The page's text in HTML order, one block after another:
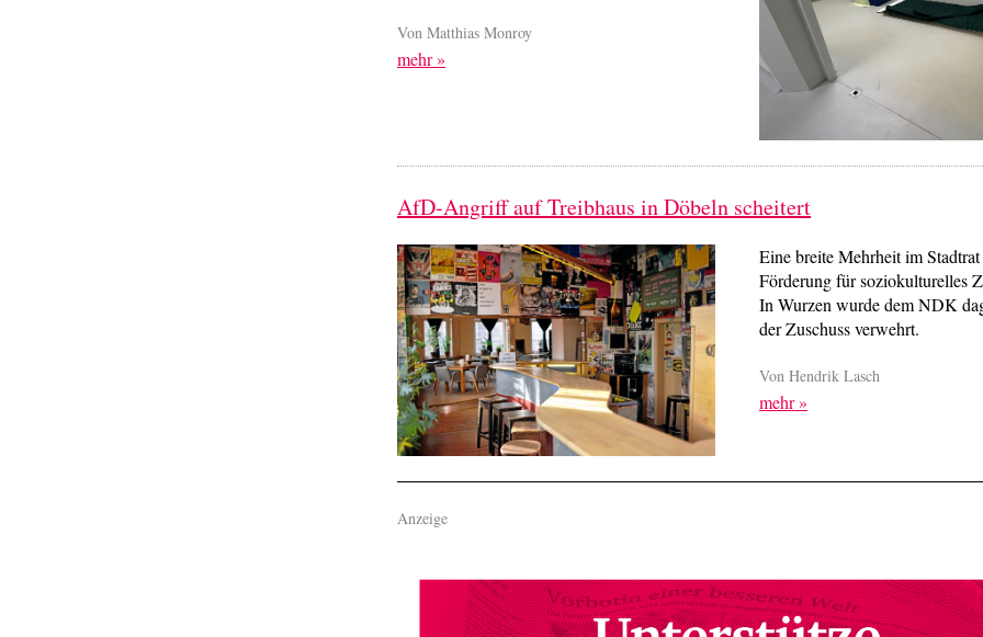
Von Matthias Monroy
mehr »
AfD-Angriff auf Treibhaus in Döbeln scheitert
Eine breite Mehrheit im
Förderung für soziokulturelles
In Wurzen wurde dem NDK
der Zuschuss verwehrt.
Von Hendrik Lasch
mehr »
Anzeige